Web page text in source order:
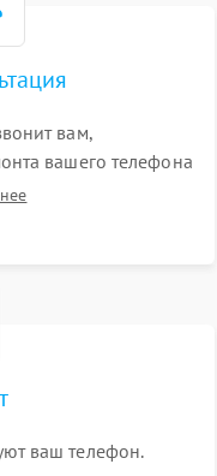
вам,
вашего телефона
вопросы.
ваш телефон.